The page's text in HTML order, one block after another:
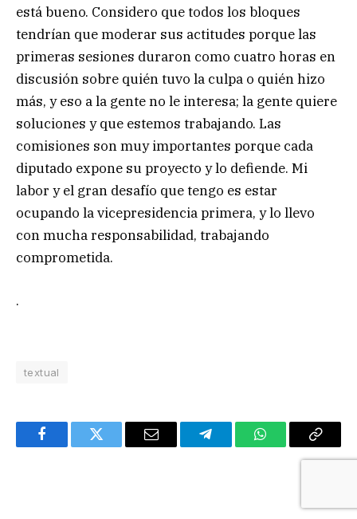
está bueno. Considero que todos los bloques
tendrían que moderar sus actitudes porque las
primeras sesiones duraron como cuatro horas en
discusión sobre quién tuvo la culpa o quién hizo
más, y eso a la gente no le interesa; la gente quiere
soluciones y que estemos trabajando. Las
comisiones son muy importantes porque cada
diputado expone su proyecto y lo defiende. Mi
labor y el gran desafío que tengo es estar
ocupando la vicepresidencia primera, y lo llevo
con mucha responsabilidad, trabajando
comprometida.
.
textual
FacebookTwitter Email TelegramWhatsAppCopy